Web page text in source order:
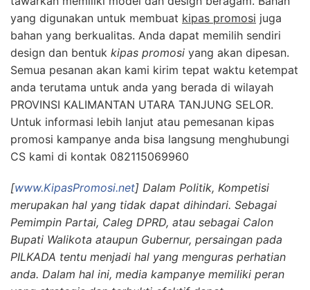
yang digunakan untuk membuat kipas promosi juga
bahan yang berkualitas. Anda dapat memilih sendiri
design dan bentuk kipas promosi yang akan dipesan.
Semua pesanan akan kami kirim tepat waktu ketempat
anda terutama untuk anda yang berada di wilayah
PROVINSI KALIMANTAN UTARA TANJUNG SELOR.
Untuk informasi lebih lanjut atau pemesanan kipas
promosi kampanye anda bisa langsung menghubungi
CS kami di kontak 082115069960
[www.KipasPromosi.net] Dalam Politik, Kompetisi
merupakan hal yang tidak dapat dihindari. Sebagai
Pemimpin Partai, Caleg DPRD, atau sebagai Calon
Bupati Walikota ataupun Gubernur, persaingan pada
PILKADA tentu menjadi hal yang menguras perhatian
anda. Dalam hal ini, media kampanye memiliki peran